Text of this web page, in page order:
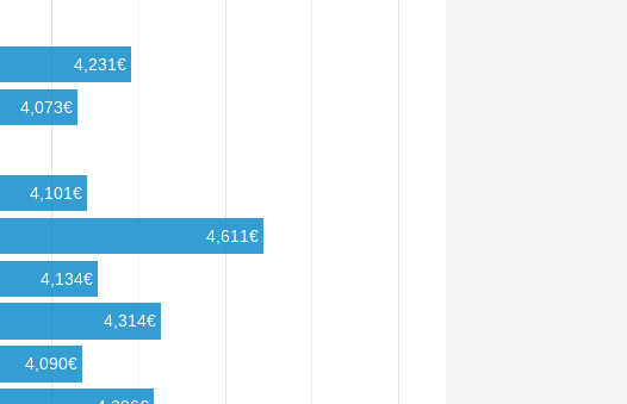
4,231€
4,073€
4,101€
4,611€
4,134€
4,314€
4,090€